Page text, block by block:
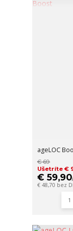
ageLOC
€ 69
Ušetríte €
€ 59,90
€ 48,70 bez